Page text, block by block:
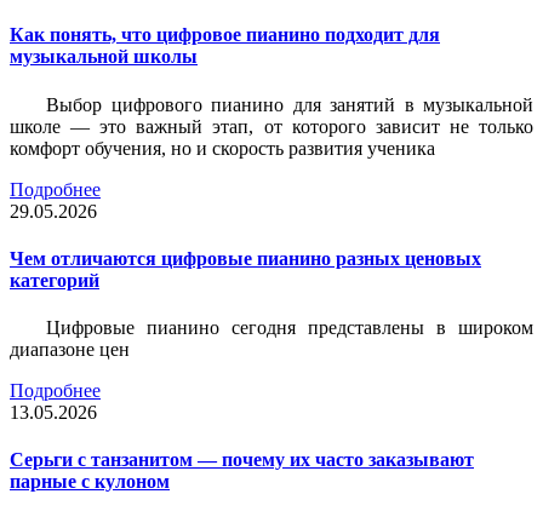
Как понять, что цифровое пианино подходит для
музыкальной школы
Выбор цифрового пианино для занятий в музыкальной
школе — это важный этап, от которого зависит не только
комфорт обучения, но и скорость развития ученика
Подробнее
29.05.2026
Чем отличаются цифровые пианино разных ценовых
категорий
Цифровые пианино сегодня представлены в широком
диапазоне цен
Подробнее
13.05.2026
Серьги с танзанитом — почему их часто заказывают
парные с кулоном